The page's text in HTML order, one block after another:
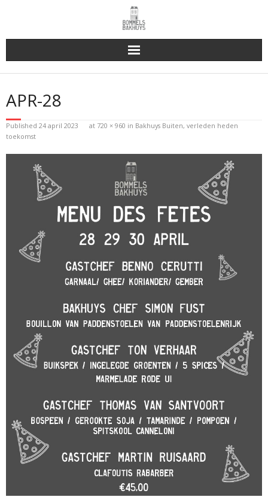
Bakhuys Buiten, verleden heden toekomst
Reserveren & Bestellen
Bommels Buiten
Contact
APR-28
Published 24 april 2023 at 720 × 960 in Bakhuys Buiten, verleden heden
toekomst